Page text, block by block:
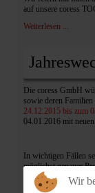
auf unsere coress
Weiterlesen ...
Die coress GmbH
sowie deren
24.12.2015 bis zum
04.01.2016 mit
In wichtigen Fällen
möglichst genauer
Wir